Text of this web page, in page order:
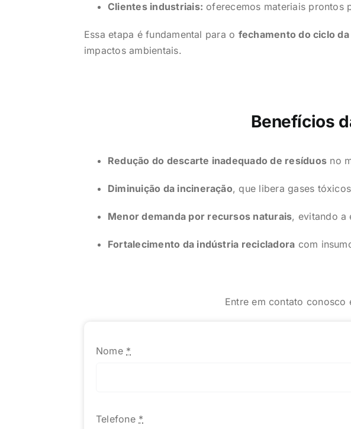
Clientes industriais: oferecemos materiais prontos
Essa etapa é fundamental para o fechamento do ciclo
impactos ambientais.
Benefícios
Redução do descarte inadequado de resíduos no
Diminuição da incineração, que libera gases
Menor demanda por recursos naturais, evitando a
Fortalecimento da indústria recicladora com
Entre em contato conosco
Nome *
Telefone *